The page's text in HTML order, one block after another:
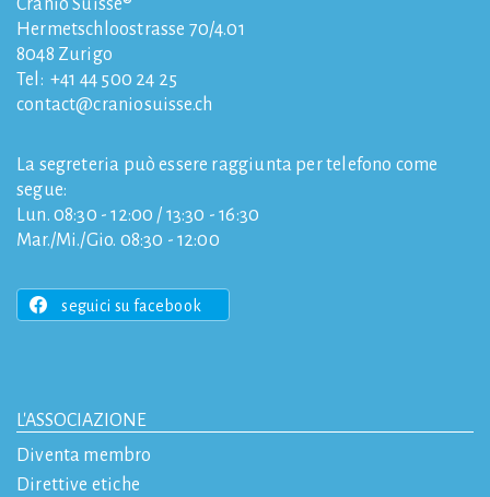
Cranio Suisse®
Hermetschloostrasse 70/4.01
8048 Zurigo
Tel: +41 44 500 24 25
contact
craniosuisse.ch
La segreteria può essere raggiunta per telefono come
segue:
Lun. 08:30 - 12:00 / 13:30 - 16:30
Mar./Mi./Gio. 08:30 - 12:00
seguici su facebook
L'ASSOCIAZIONE
Diventa membro
Direttive etiche